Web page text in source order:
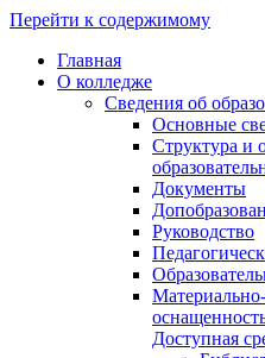
Перейти к содержимому
Главная
О колледже
Сведения об
Основные
Структура и
Документы
Руководство
Доступная